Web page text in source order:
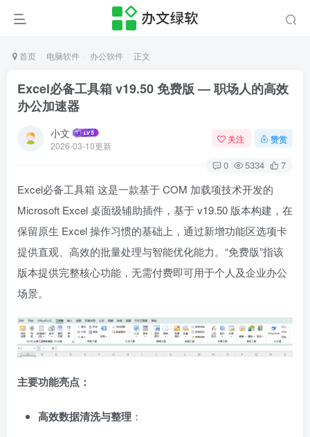
首页 电脑软件 办公软件 正文
Excel必备工具箱 v19.50 免费版 — 职场人的高效
办公加速器
小文
2026-03-10更新
关注 赞赏
0 5334 7
Excel必备工具箱 这是一款基于 COM 加载项技术开发的
Microsoft Excel 桌面级辅助插件，基于 v19.50 版本构建，在
保留原生 Excel 操作习惯的基础上，通过新增功能区选项卡
提供直观、高效的批量处理与智能优化能力。“免费版”指该
版本提供完整核心功能，无需付费即可用于个人及企业办公
场景。
主要功能亮点：
高效数据清洗与整理 ：